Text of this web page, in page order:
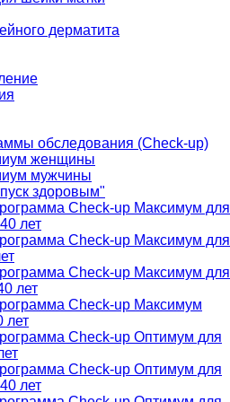
дерматита
обследования (Check-up)
женщины
мужчины
здоровым"
Check-up Максимум для
лет
Check-up Максимум для
Check-up Максимум для
лет
Check-up Максимум
лет
Check-up Оптимум для
Check-up Оптимум для
лет